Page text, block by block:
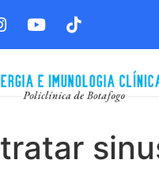
tratar